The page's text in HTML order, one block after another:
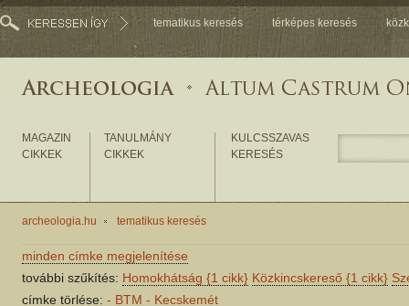
tematikus keresés térképes keresés
MAGAZIN
CIKKEK
TANULMÁNY
CIKKEK
KULCSSZAVAS
KERESÉS
archeologia.hu tematikus keresés
minden címke megjelenítése
további szűkítés: Homokhátság {1 cikk} Közkincskereső {1 cikk}
címke törlése: - BTM - Kecskemét